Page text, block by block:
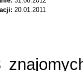
20.01.2011